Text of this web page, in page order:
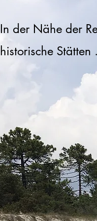
In der Nähe der
historische Stätten